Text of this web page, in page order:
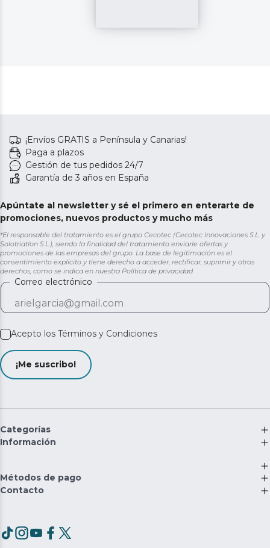
¡Envíos GRATIS a Península y Canarias!
Paga a plazos
Gestión de tus pedidos 24/7
Garantía de 3 años en España
Apúntate al newsletter y sé el primero en enterarte de
promociones, nuevos productos y mucho más
*El responsable del tratamiento es el grupo Cecotec (Cecotec Innovaciones S.L. y
Solotriatlon S.L.), siendo la finalidad del tratamiento enviarle ofertas y
promociones de las empresas del grupo. La base de legitimación es el
consentimiento explícito y tiene derecho a acceder, rectificar, suprimir y otros
derechos, como se indica en nuestra Política de privacidad
Correo electrónico
Acepto los Términos y Condiciones
¡Me suscribo!
Categorías
Información
Métodos de pago
Contacto